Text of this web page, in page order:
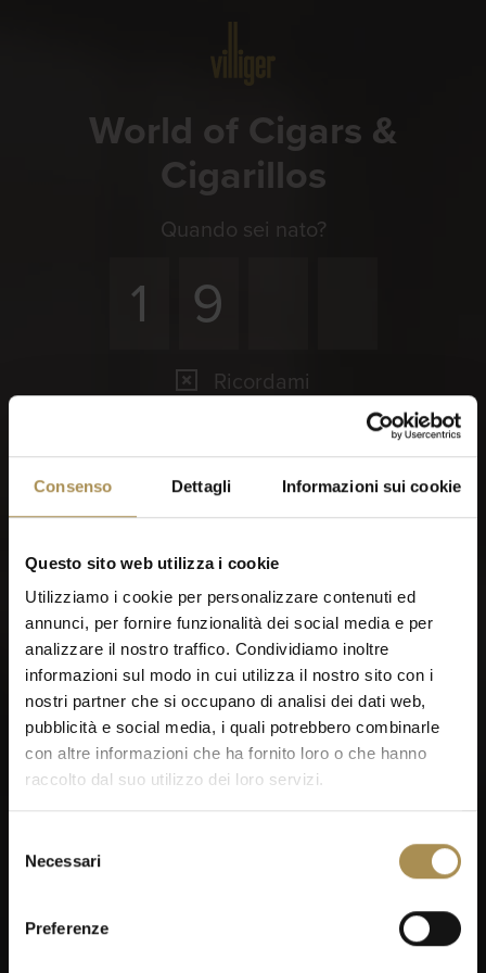
Consenso Dettagli Informazioni sui cookie
Questo sito web utilizza i cookie
Utilizziamo i cookie per personalizzare contenuti ed
annunci, per fornire funzionalità dei social media e per
analizzare il nostro traffico. Condividiamo inoltre
informazioni sul modo in cui utilizza il nostro sito con i
nostri partner che si occupano di analisi dei dati web,
pubblicità e social media, i quali potrebbero combinarle
con altre informazioni che ha fornito loro o che hanno
raccolto dal suo utilizzo dei loro servizi.
delNecessari
Preferenze
World of Cigars &
Cigarillos
Quando sei nato?
Ricordami
Sigari e zigarillo sono stimolanti per adulti. Per utilizzare
d’uso,Politica sulla privacy Politica sui Cookie.
Vuoi di più. Dai un'occhiata al login VILLIGER.
Prima di proseguire, puoi
dirci quando sei nato?